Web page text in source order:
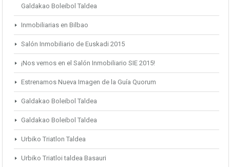
Galdakao Boleibol Taldea
Inmobiliarias en Bilbao
Salón Inmobiliario de Euskadi 2015
¡Nos vemos en el Salón Inmobiliario SIE 2015!
Estrenamos Nueva Imagen de la Guía Quorum
Galdakao Boleibol Taldea
Galdakao Boleibol Taldea
Urbiko Triatlon Taldea
Urbiko Triatloi taldea Basauri